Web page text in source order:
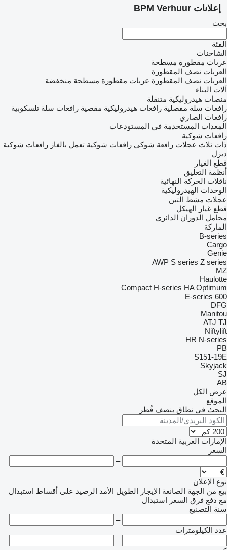
إعلانات BPM Verhuur
بحث
الفئة
الشاحنات
عربات مقطورة مسطحة
العربات نصف المقطورة
العربات نصف المقطورة عربات مقطورة مسطحة منخفضة
آلات البناء
منصات هيدروليكية متنقلة
رافعات سلة مفصلية رافعات هيدروليكية مقصية رافعات سلة تلسكوبية
رافعات الصاري
المعدات المستخدمة في المستودعات
رافعات شوكية
ذات ثلاث عجلات رافعة شوكي رافعات شوكية تعمل بالغاز رافعات شوكية
ديزل
قطع الغيار
أنظمة التعليق
ناقلات الحركة النهائية
الوحدات الهيدروليكية
عجلات مشط التبن
قطع غيار الهيكل
محامل الدوران الدائري
الماركة
B-series
Cargo
Genie
AWP S series Z series
MZ
Haulotte
Compact H-series HA Optimum
600
E-series
DFG
Manitou
ATJ TJ
Niftylift
HR N-series
PB
S151-19E
Skyjack
SJ
AB
عرض الكل
الموقع
البحث في نطاق بنصف قُطر
الإمارات العربية المتحدة
السعر
–
نوع الإعلان
بيع من الجهة الصانعة الإيجار الطويل الأمد الرصيد على أقساط استبدال
مع دفع فرق السعر استبدال
سنة التصنيع
–
عدد الكيلومترات
–